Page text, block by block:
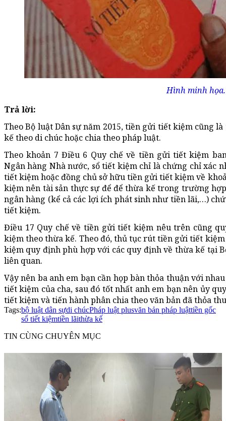
Hình minh họa.
Trả lời:
Theo Bộ luật Dân sự năm 2015, tiền gửi tiết kiệm cũng
kế theo di chúc hoặc chia theo pháp luật.
Theo khoản 7 Điều 6 Quy chế về tiền gửi tiết kiệm
Ngân hàng Nhà nước, sổ tiết kiệm chỉ là chứng chỉ xác
tiết kiệm hoặc đồng chủ sở hữu tiền gửi tiết kiệm về
kiệm nên tài sản thực sự để để thừa kế trong trường
ngân hàng (kể cả các lợi ích phát sinh như tiền lãi,…)
tiết kiệm.
Điều 17 Quy chế về tiền gửi tiết kiệm nêu trên cũng
kiệm theo thừa kế. Theo đó, thủ tục rút tiền gửi tiết
kiệm quy định phù hợp với các quy định về thừa kế tại
liên quan.
Vậy nên ba anh em bạn cần họp bàn thỏa thuận với
tiết kiệm của cha, sau đó tốt nhất anh em bạn nên ủy
tiết kiệm và tiến hành phân chia theo văn bản đã thỏa
Tags:bộ luật dân sựdi chúcPháp luật plusvăn bản pháp luậttiền gốc
sổ tiết kiệmtiền lãithừa kế
TIN CÙNG CHUYÊN MỤC